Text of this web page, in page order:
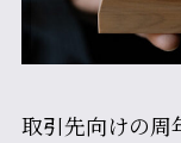
取引先向けの周